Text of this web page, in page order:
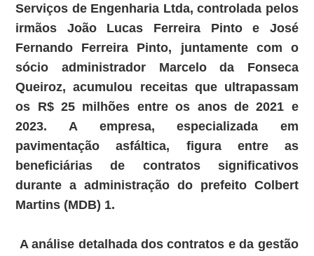
Serviços de Engenharia Ltda, controlada pelos
irmãos João Lucas Ferreira Pinto e José
Fernando Ferreira Pinto, juntamente com o
sócio administrador Marcelo da Fonseca
Queiroz, acumulou receitas que ultrapassam
os R$ 25 milhões entre os anos de 2021 e
2023. A empresa, especializada em
pavimentação asfáltica, figura entre as
beneficiárias de contratos significativos
durante a administração do prefeito Colbert
Martins (MDB) 1.
A análise detalhada dos contratos e da gestão